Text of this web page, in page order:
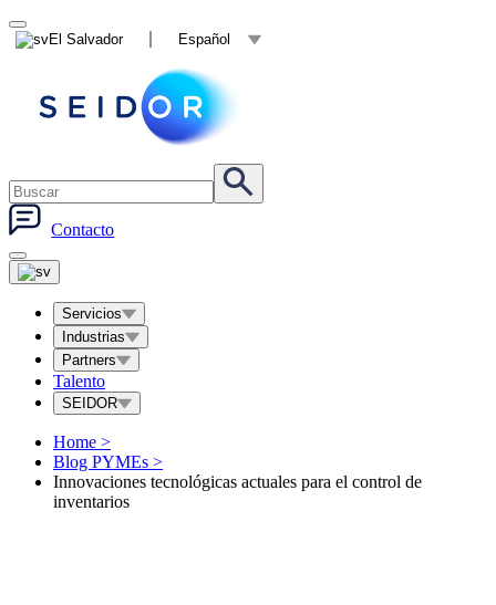
El Salvador Español
Contacto
Servicios
Industrias
Partners
Talento
SEIDOR
Home >
Blog PYMEs >
Innovaciones tecnológicas actuales para el control de
inventarios